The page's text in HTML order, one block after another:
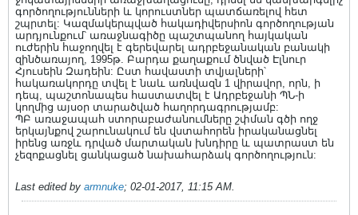
գործողությունների և կորուստներ պատճառելով հետ
շպրտել: Կազմակերպված հակադիվերսիոն գործողության
արդյունքում՝ առաջնագիծը պաշտպանող հայկական
ուժերին հաջողվել է գերեվարել ադրբեջանական բանակի
զինծառայող, 1995թ. Բարդա քաղաքում ծնված Էլնուր
Հյուսեին Զադեին: Ըստ հավաստի տվյալների՝
հակառակորդը տվել է նաև առնվազն 1 վիրավոր, որն, ի
դեպ, պաշտոնապես հաստատվել է Ադրբեջանի ՊՆ-ի
կողմից այսօր տարածված հաղորդագրությամբ:
ՊԲ առաջապահ ստորաբաժանումները շփման գծի ողջ
երկայնքով շարունակում են վստահորեն իրականացնել
իրենց առջև դրված մարտական խնդիրը և պատրաստ են
չեզոքացնել ցանկացած նախահարձակ գործողություն:
Last edited by armnuke; 02-01-2017, 11:15 AM